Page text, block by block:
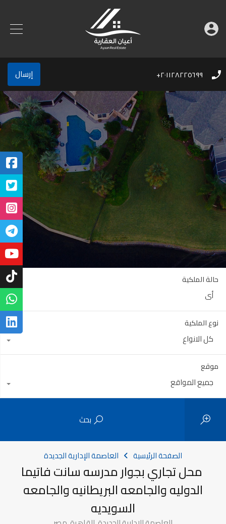
٢٠١١٢٨٢٢٥٦٩٩+ إرسال
حالة الملكية
أي
نوع الملكية
كل الانواع
موقع
جميع المواقع
بحث
الصفحة الرئيسية العاصمة الإدارية الجديدة
محل تجاري بجوار مدرسه سانت فاتيما
الدوليه والجامعه البريطانيه والجامعه
السويديه